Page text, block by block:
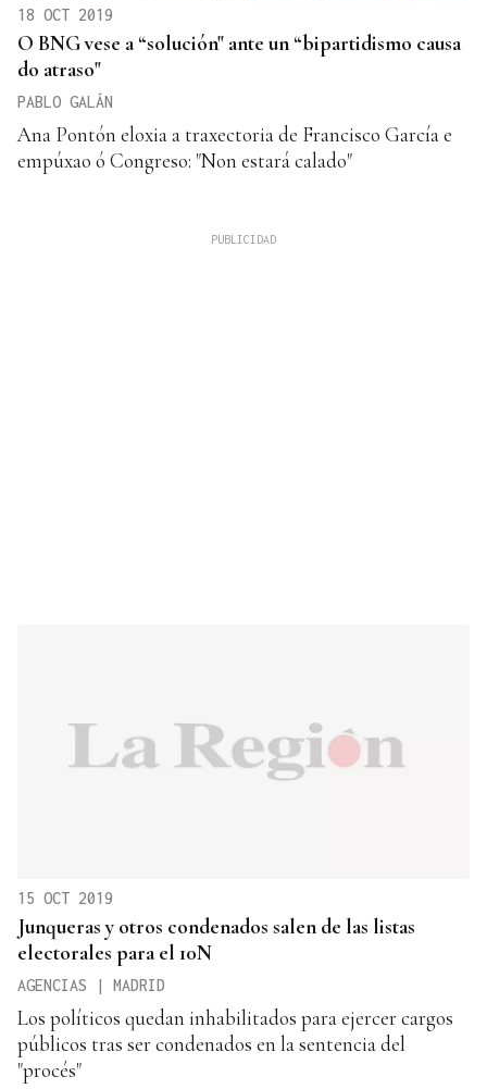
18 OCT 2019
O BNG vese a “solución" ante un “bipartidismo causa
do atraso"
PABLO GALÁN
Ana Pontón eloxia a traxectoria de Francisco García e
empúxao ó Congreso: "Non estará calado"
15 OCT 2019
Junqueras y otros condenados salen de las listas
electorales para el 10N
AGENCIAS | MADRID
Los políticos quedan inhabilitados para ejercer cargos
públicos tras ser condenados en la sentencia del
"procés"